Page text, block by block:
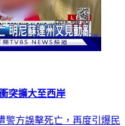
突擴大至西岸
警方誤擊死亡，再度引爆民